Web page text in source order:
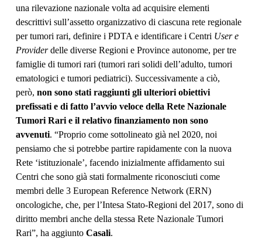
una rilevazione nazionale volta ad acquisire elementi
descrittivi sull’assetto organizzativo di ciascuna rete regionale
per tumori rari, definire i PDTA e identificare i Centri User e
Providerdelle diverse Regioni e Province autonome, per tre
famiglie di tumori rari (tumori rari solidi dell’adulto, tumori
ematologici e tumori pediatrici). Successivamente a ciò,
però, non sono stati raggiunti gli ulteriori obiettivi
prefissati e di fatto l’avvio veloce della Rete Nazionale
Tumori Rari e il relativo finanziamento non sono
avvenuti. “Proprio come sottolineato già nel 2020, noi
pensiamo che si potrebbe partire rapidamente con la nuova
Rete ‘istituzionale’, facendo inizialmente affidamento sui
Centri che sono già stati formalmente riconosciuti come
membri delle 3 European Reference Network (ERN)
oncologiche, che, per l’Intesa Stato-Regioni del 2017, sono di
diritto membri anche della stessa Rete Nazionale Tumori
Rari”, ha aggiunto Casali.